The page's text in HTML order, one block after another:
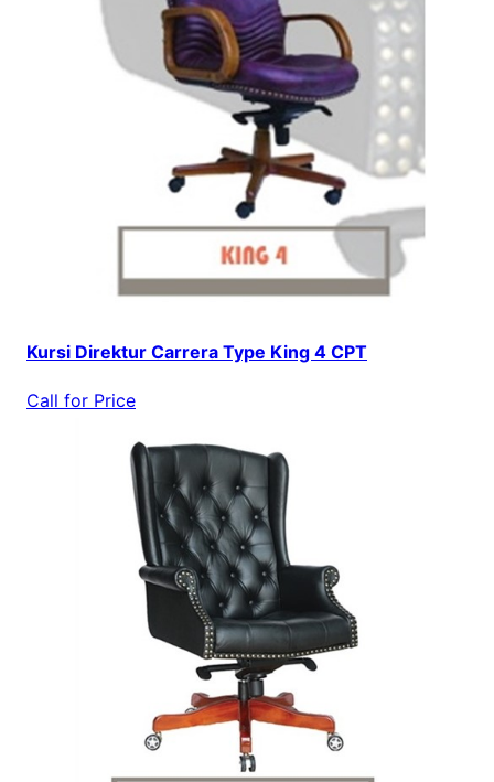
Kursi Direktur Carrera Type King 4 CPT
Call for Price